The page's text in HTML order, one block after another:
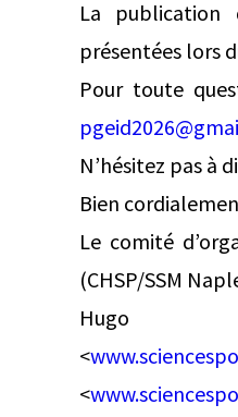
La publication
présentées lors
Pour toute
N’hésitez pas à
Bien
Le comité
(CHSP/SSM
<
<